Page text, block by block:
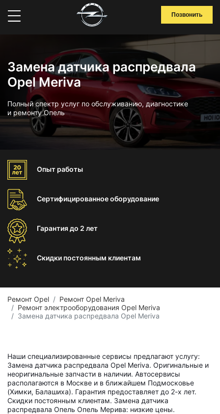
Позвонить
Замена датчика распредвала
Opel Meriva
Полный спектр услуг по обслуживанию, диагностике
и ремонту Опель
Опыт работы
Сертифицированноеоборудование
Гарантиядо 2 лет
Скидки постоянным клиентам
Ремонт Opel
Ремонт Opel Meriva
Ремонт электрооборудования Opel Meriva
Замена датчика распредвала Opel Meriva
Наши специализированные сервисы предлагают услугу:
Замена датчика распредвала Opel Meriva. Оригинальные и
неоригинальные запчасти в наличии. Автосервисы
располагаются в Москве и в ближайшем Подмосковье
(Химки, Балашиха). Гарантия предоставляет до 2-х лет.
Скидки постоянным клиентам. Замена датчика
распредвала Опель Опель Мерива: низкие цены.